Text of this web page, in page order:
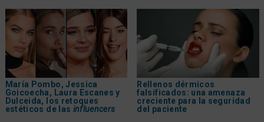
María Pombo, Jessica
Goicoecha, Laura Escanes y
Dulceida, los retoques
estéticos de las influencers
Rellenos dérmicos
falsificados: una amenaza
creciente para la seguridad
del paciente